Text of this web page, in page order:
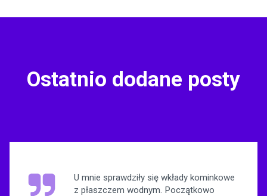
Ostatnio dodane posty
U mnie sprawdziły się wkłady kominkowe
z płaszczem wodnym. Początkowo